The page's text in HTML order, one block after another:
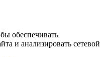
обеспечивать
и анализировать сетевой